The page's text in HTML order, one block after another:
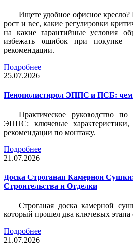
Ищете удобное офисное кресло?
рост и вес, какие регулировки
на какие гарантийные условия
избежать ошибок при покупке
рекомендации.
Подробнее
25.07.2026
Пенополистирол ЭППС и ПСБ: чем
Практическое руководство
ЭППС: ключевые характеристики,
рекомендации по монтажу.
Подробнее
21.07.2026
Доска Строганая Камерной
Строительства и Отделки
Строганая доска камерной
который прошел два ключевых этапа
Подробнее
21.07.2026